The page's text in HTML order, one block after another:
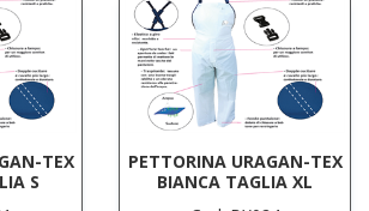
TEX
S
PETTORINA URAGAN-TEX
BIANCA TAGLIA XL